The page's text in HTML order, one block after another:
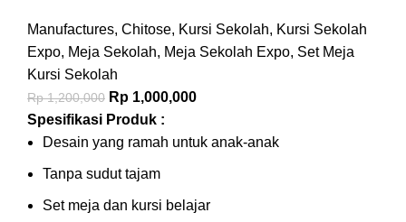
Manufactures, Chitose, Kursi Sekolah, Kursi Sekolah
Expo, Meja Sekolah, Meja Sekolah Expo, Set Meja
Kursi Sekolah
Rp1,200,000 Rp 1,000,000
Spesifikasi Produk :
Desain yang ramah untuk anak-anak
Tanpa sudut tajam
Set meja dan kursi belajar